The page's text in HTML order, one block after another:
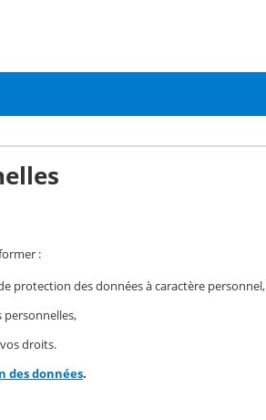
:
protection des données à caractère personnel,
personnelles,
droits.
des données.